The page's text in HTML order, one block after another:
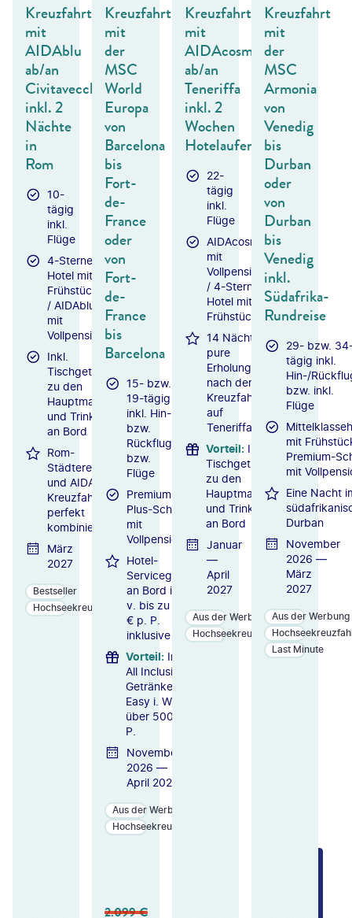
Kreuzfahrt
mit
AIDAblu
ab/an
Civitavecchia
inkl. 2
Nächte
in
Rom
10-
tägig
inkl.
Flüge
4-Sterne-
Hotel mit
Frühstück
/ AIDAblu
mit
Vollpension
Inkl.
Tischgetränke
zu den
Hauptmahlzeiten
und Trinkgelder
an Bord
Rom-
Städtereise
und AIDA-
Kreuzfahrt
perfekt
kombiniert
März
2027
Bestseller
Hochseekreuzfahrten
Kreuzfahrt
mit
der
MSC
World
Europa
von
Barcelona
bis
Fort-
de-
France
oder
von
Fort-
de-
France
bis
Barcelona
15- bzw.
19-tägig
inkl. Hin-
bzw.
Rückflug
bzw.
Flüge
Premium-
Plus-Schiff
mit
Vollpension
Hotel-
Servicegebühr
an Bord i. W.
v. bis zu 204
€ p. P.
inklusive
Vorteil: Inkl.
All Inclusive-
Getränkepaket
Easy i. W. v.
über 500 € p.
P.
November
2026 —
April 2027
Aus der Werbung
Hochseekreuzfahrten
2.099€
Kreuzfahrt
mit
AIDAcosma
ab/an
Teneriffa
inkl. 2
Wochen
Hotelaufenthalt
22-
tägig
inkl.
Flüge
AIDAcosma
mit
Vollpension
/ 4-Sterne-
Hotel mit
Frühstück
14 Nächte
pure
Erholung
nach der
Kreuzfahrt
auf
Teneriffa
Vorteil: Inkl.
Tischgetränke
zu den
Hauptmahlzeiten
und Trinkgelder
an Bord
Januar
—
April
2027
Aus der Werbung
Hochseekreuzfahrten
Kreuzfahrt
mit
der
MSC
Armonia
von
Venedig
bis
Durban
oder
von
Durban
bis
Venedig
inkl.
Südafrika-
Rundreise
29- bzw.
tägig inkl.
Hin-/
bzw. inkl.
Flüge
mit
Premium-
mit
Eine Nacht
Durban
November
2026 —
März
2027
Aus der Werbung
Last Minute